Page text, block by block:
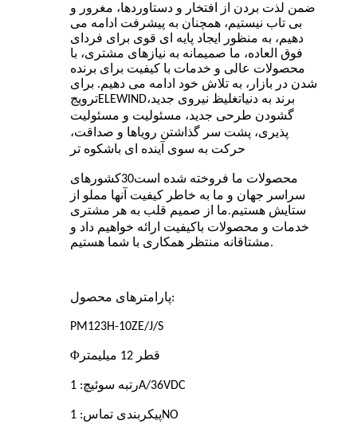
ضمن لذت بردن از افتخار و دستاوردها، مغرور و
بی تاب نیستیم، همچنان به پیشرفت ادامه می
دهیم، به منظور ایجاد پایه ای قوی برای فردای
فوق العاده، ما صمیمانه به نیازهای مشتری، با
محصولات عالی و خدمات با کیفیت برای برنده
شدن در بازار، به تلاش خود ادامه می دهیم. برای
ترویجELEWIND برند به دنیاتغلیظ نیروی جدید،
گشودن طرحی جدید، مسئولیت و مسئولیت
پذیری، پشت سر گذاشتن رویاها و صداقت،
حرکت به سوی آینده ای باشکوه تر
محصولات ما فروخته شده است30کشورهای
سراسر جهان و ما به خاطر کیفیت آنها مملو از
ستایش هستیم.ما از صمیم قلب به هر مشتری
خدمات و محصولات باکیفیت ارائه خواهیم داد و
مشتاقانه منتظر همکاری با شما هستیم.
پارامترهای محصول:
PM123H-10ZE/J/S
Φ قطر 12 میلیمتر
رتبه سوئیچ: 1A/36VDC
پیکربندی تماس: 1NO